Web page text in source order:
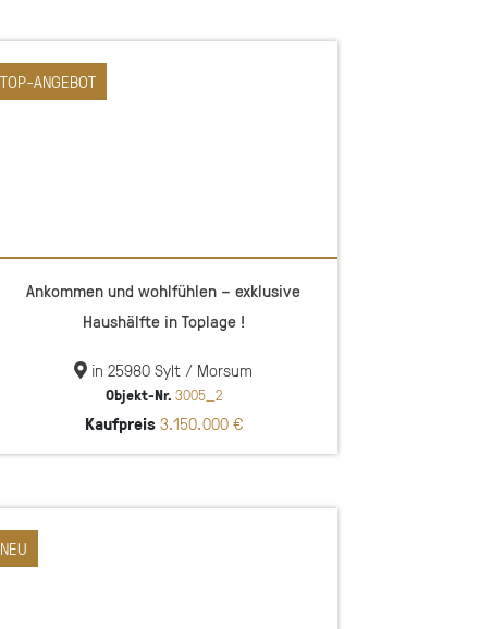
TOP-ANGEBOT
Ankommen und wohlfühlen – exklusive
Haushälfte in Toplage !
in 25980 Sylt / Morsum
Objekt-Nr. 3005_2
Kaufpreis 3.150.000 €
NEU